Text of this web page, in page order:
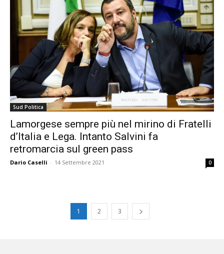
Sud Politica
Lamorgese sempre più nel mirino di Fratelli
d’Italia e Lega. Intanto Salvini fa
retromarcia sul green pass
Dario Caselli - 14 Settembre 2021 0
1 2 3